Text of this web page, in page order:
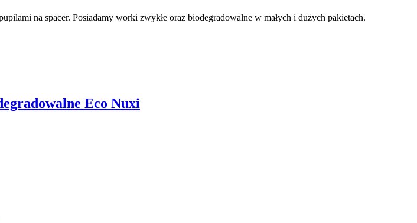
na spacer. Posiadamy worki zwykłe oraz biodegradowalne w małych i dużych pakietach.
Eco Nuxi